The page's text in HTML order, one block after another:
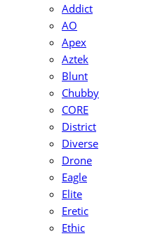
Addict
AO
Apex
Aztek
Blunt
Chubby
CORE
District
Diverse
Drone
Eagle
Elite
Eretic
Ethic